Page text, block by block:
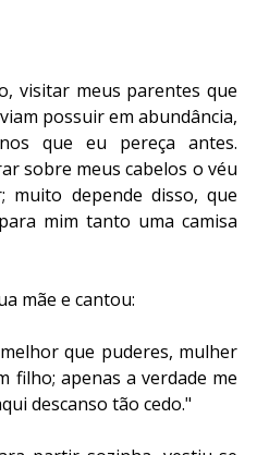
visitar meus parentes que
possuir em abundância,
que eu pereça antes.
sobre meus cabelos o véu
depende disso, que
mim tanto uma camisa
mãe e cantou:
que puderes, mulher
filho; apenas a verdade me
descanso tão cedo."